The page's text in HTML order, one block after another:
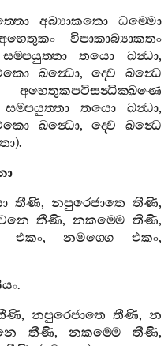
අබ්‍යාකතො
ධම‍්මො
විපාකාබ්‍යාකතං
සම‍්පයුත‍්තා තයො ඛන්‍ධා,
ඛන්‍ධො,ද‍්වෙ
ඛන්‍ධෙ
අහෙතුකපටිසන්‍ධික‍්ඛණෙ
සම‍්පයුත‍්තා තයො ඛන්‍ධා,
ඛන්‍ධො,ද‍්වෙ
ඛන්‍ධෙ
).
තීණි, නපුරෙජාතෙ තීණි,
තීණි, නකම‍්මෙ තීණි,
එකං,නමග‍්ගෙ එකං,
.
, නපුරෙජාතෙ තීණි,න
තීණි, නකම‍්මෙ තීණි,